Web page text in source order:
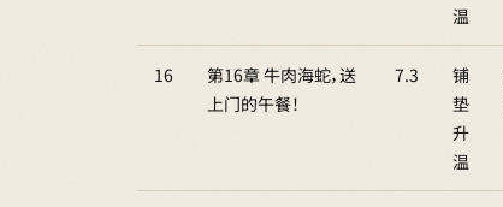
温
16
第16章 牛肉海蛇，送
上门的午餐！
7.3
铺
垫
升
温